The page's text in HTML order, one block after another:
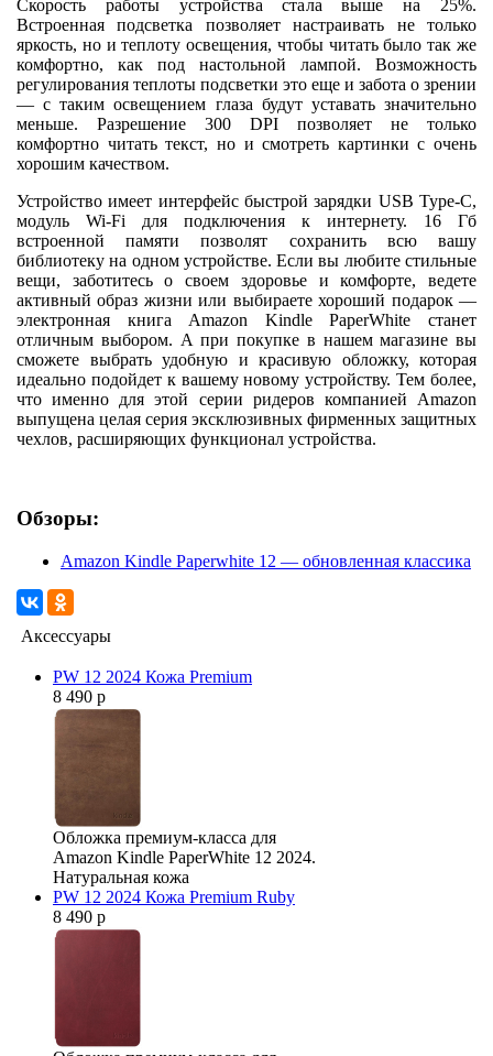
Скорость работы устройства стала выше на 25%.
Встроенная подсветка позволяет настраивать не только
яркость, но и теплоту освещения, чтобы читать было так же
комфортно, как под настольной лампой. Возможность
регулирования теплоты подсветки это еще и забота о зрении
— с таким освещением глаза будут уставать значительно
меньше. Разрешение 300 DPI позволяет не только
комфортно читать текст, но и смотреть картинки с очень
хорошим качеством.
Устройство имеет интерфейс быстрой зарядки USB Type-C,
модуль Wi-Fi для подключения к интернету. 16 Гб
встроенной памяти позволят сохранить всю вашу
библиотеку на одном устройстве. Если вы любите стильные
вещи, заботитесь о своем здоровье и комфорте, ведете
активный образ жизни или выбираете хороший подарок —
электронная книга Amazon Kindle PaperWhite станет
отличным выбором. А при покупке в нашем магазине вы
сможете выбрать удобную и красивую обложку, которая
идеально подойдет к вашему новому устройству. Тем более,
что именно для этой серии ридеров компанией Amazon
выпущена целая серия эксклюзивных фирменных защитных
чехлов, расширяющих функционал устройства.
Обзоры:
Amazon Kindle Paperwhite 12 — обновленная классика
Аксессуары
PW 12 2024 Кожа Premium
8 490 р
Обложка премиум-класса для
Amazon Kindle PaperWhite 12 2024.
Натуральная кожа
PW 12 2024 Кожа Premium Ruby
8 490 р